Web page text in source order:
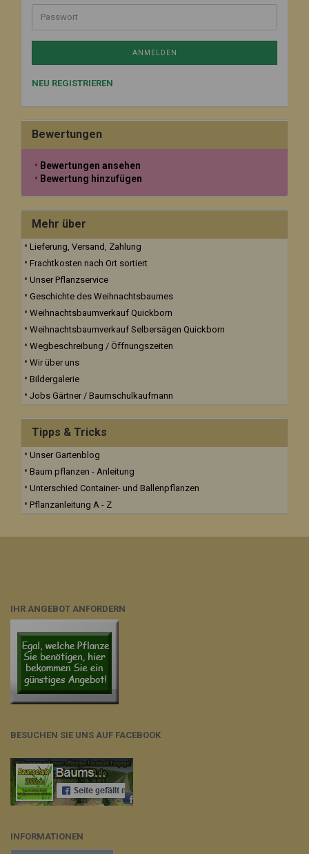
ANMELDEN
NEU REGISTRIEREN
Bewertungen
Bewertungen ansehen
Bewertung hinzufügen
Mehr über
Lieferung, Versand, Zahlung
Frachtkosten nach Ort sortiert
Unser Pflanzservice
Geschichte des Weihnachtsbaumes
Weihnachtsbaumverkauf Quickborn
Weihnachtsbaumverkauf Selbersägen Quickborn
Wegbeschreibung / Öffnungszeiten
Wir über uns
Bildergalerie
Jobs Gärtner / Baumschulkaufmann
Tipps & Tricks
Unser Gartenblog
Baum pflanzen - Anleitung
Unterschied Container- und Ballenpflanzen
Pflanzanleitung A - Z
IHR ANGEBOT ANFORDERN
BESUCHEN SIE UNS AUF FACEBOOK
INFORMATIONEN